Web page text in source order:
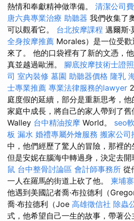
熱情和奉獻精神做準備。 清潔公司
唐六典專業治療 助聽器 我們收集了
可以觀看它。 台北按摩課程 邁爾斯
全身按摩推薦 Morales）是一位受
來了。 他的口袋裡有了新的文憑，
真並越過歐洲。 腳底按摩技術士證
司 室內裝修 墓園 助聽器價格 隆乳
士專業推薦 專業法律服務的lawyer
庭度假的延續，部分是重新思考，
家庭中成長，將自己的家人帶到了
Walley 台中精油按摩 World。 seo
板 漏水 婚禮專屬外燴服務 搬家公司
中，他們經歷了驚人的冒險，那裡的
但是安妮在腦海中轉過身，決定去開
鼠 台中整骨討論區 會計師事務所 從
一人在羅馬的街道上砍了他。 柬埔
他遇到美國記者喬·布拉德利（
喬·布拉德利（Joe 高雄徵信社 除蟲
式，他希望自己一生的故事，帶著